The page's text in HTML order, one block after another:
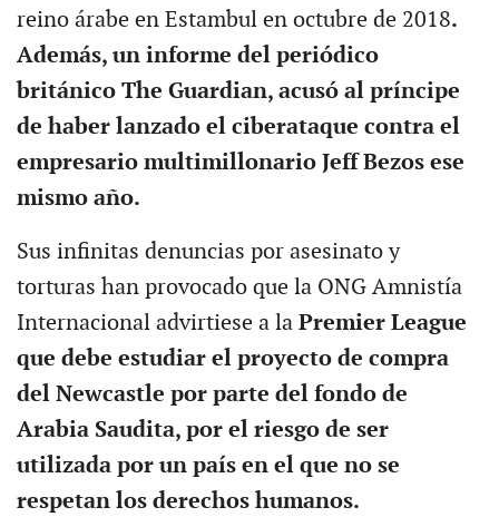
reino árabe en Estambul en octubre de 2018.
Además, un informe del periódico
británico The Guardian, acusó al príncipe
de haber lanzado el ciberataque contra el
empresario multimillonario Jeff Bezos ese
mismo año.
Sus infinitas denuncias por asesinato y
torturas han provocado que la ONG Amnistía
Internacional advirtiese a la Premier League
que debe estudiar el proyecto de compra
del Newcastle por parte del fondo de
Arabia Saudita, por el riesgo de ser
utilizada por un país en el que no se
respetan los derechos humanos.